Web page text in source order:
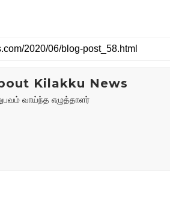
Kilakku News
வாய்ந்த எழுத்தாளர்